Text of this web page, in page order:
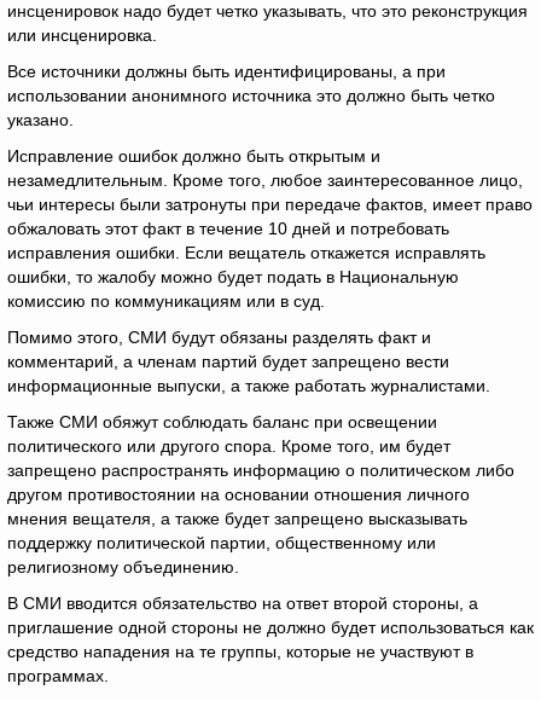
инсценировок надо будет четко указывать, что это реконструкция
или инсценировка.
Все источники должны быть идентифицированы, а при
использовании анонимного источника это должно быть четко
указано.
Исправление ошибок должно быть открытым и
незамедлительным. Кроме того, любое заинтересованное лицо,
чьи интересы были затронуты при передаче фактов, имеет право
обжаловать этот факт в течение 10 дней и потребовать
исправления ошибки. Если вещатель откажется исправлять
ошибки, то жалобу можно будет подать в Национальную
комиссию по коммуникациям или в суд.
Помимо этого, СМИ будут обязаны разделять факт и
комментарий, а членам партий будет запрещено вести
информационные выпуски, а также работать журналистами.
Также СМИ обяжут соблюдать баланс при освещении
политического или другого спора. Кроме того, им будет
запрещено распространять информацию о политическом либо
другом противостоянии на основании отношения личного
мнения вещателя, а также будет запрещено высказывать
поддержку политической партии, общественному или
религиозному объединению.
В СМИ вводится обязательство на ответ второй стороны, а
приглашение одной стороны не должно будет использоваться как
средство нападения на те группы, которые не участвуют в
программах.